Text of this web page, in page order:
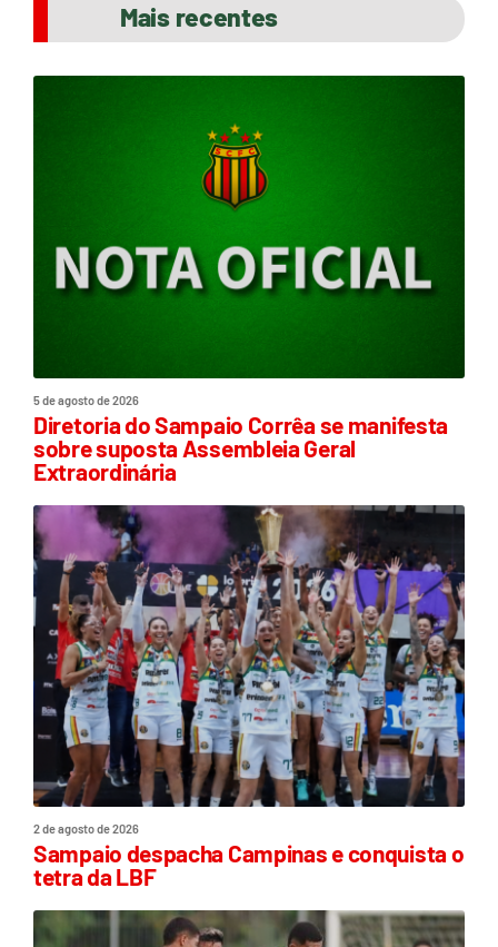
Mais recentes
5 de agosto de 2026
Diretoria do Sampaio Corrêa se manifesta
sobre suposta Assembleia Geral
Extraordinária
2 de agosto de 2026
Sampaio despacha Campinas e conquista o
tetra da LBF